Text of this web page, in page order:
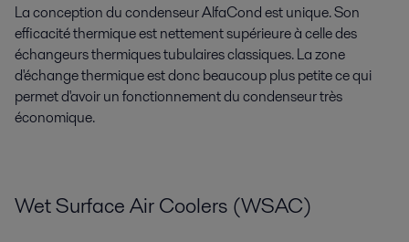
La conception du condenseur AlfaCond est unique. Son
efficacité thermique est nettement supérieure à celle des
échangeurs thermiques tubulaires classiques. La zone
d'échange thermique est donc beaucoup plus petite ce qui
permet d'avoir un fonctionnement du condenseur très
économique.
Wet Surface Air Coolers (WSAC)